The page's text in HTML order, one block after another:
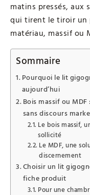
matins pressés, aux
qui tirent le tiroir un
matériau, massif ou
Sommaire
Pourquoi le lit
aujourd’hui
Bois massif ou
sans discours
Le bois massif,
sollicité
Le MDF, une
discernement
Choisir un lit
fiche produit
Pour une